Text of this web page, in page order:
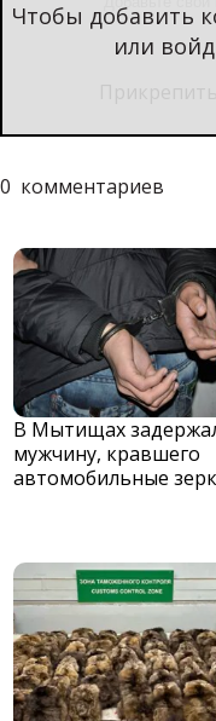
Чтобы добавить
или
0 комментариев
В Мытищах
мужчину, кравшего
автомобильные